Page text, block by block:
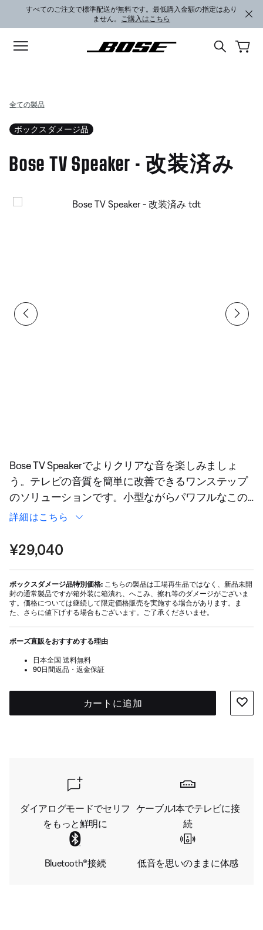
メインコンテンツに移動
サポートチャットに移動する
フッターコンテンツに移動
アクセシビリティ声明に移動する
すべてのご注文で標準配送が無料です。最低購入金額の指定はあり
ません。 ご購入はこちら
全ての製品
ボックスダメージ品
Bose TV Speaker - 改装済み
Bose TV Speaker - 改装済み
Bose TV Speakerでよりクリアな音を楽しみましょ
う。テレビの音質を簡単に改善できるワンステップ
のソリューションです。小型ながらパワフルなこの
スピーカーを使えば、セリフやトーク、重低音の音
現します。
詳細はこちら
価格:
¥29,040
ボックスダメージ品特別価格: こちらの製品は工場再生品ではなく、新品未開
封の通常製品ですが箱外装に箱潰れ、へこみ、擦れ等のダメージがございま
す。価格については継続して限定価格販売を実施する場合があります。ま
た、さらに値下げする場合もございます。ご了承くださいませ。
ボーズ直販をおすすめする理由
日本全国 送料無料
90日間返品・返金保証
カートに追加
ダイアログモードでセリフ
をもっと鮮明に
ケーブル1本でテレビに接
続
Bluetooth®接続 低音を思いのままに体感